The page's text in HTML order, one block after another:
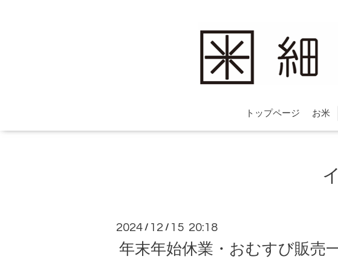
トップページ お米
2024 / 12 / 15 20:18
年末年始休業・おむすび販売